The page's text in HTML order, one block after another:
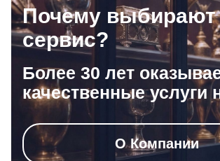
Почему
сервис?
Более 30 лет
качественные услуги
О Компании